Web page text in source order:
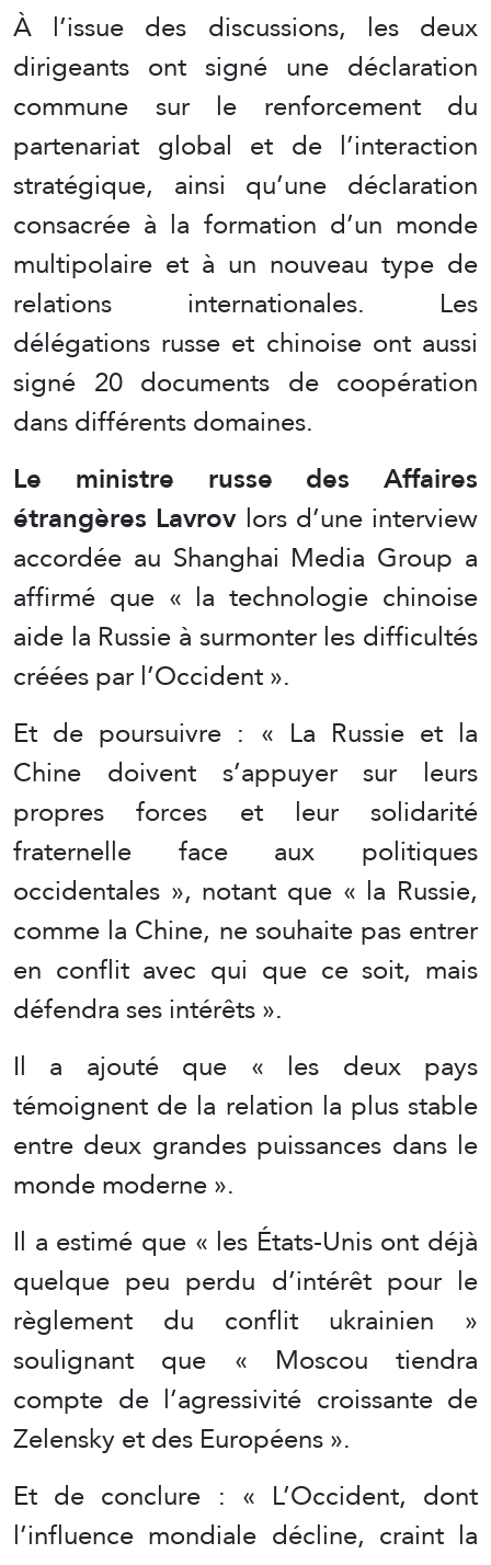
À l’issue des discussions, les deux
dirigeants ont signé une déclaration
commune sur le renforcement du
partenariat global et de l’interaction
stratégique, ainsi qu’une déclaration
consacrée à la formation d’un monde
multipolaire et à un nouveau type de
relations internationales. Les
délégations russe et chinoise ont aussi
signé 20 documents de coopération
dans différents domaines.
Le ministre russe des Affaires
étrangères Lavrovlors d’une interview
accordée au Shanghai Media Group a
affirmé que « la technologie chinoise
aide la Russie à surmonter les difficultés
créées par l’Occident ».
Et de poursuivre : « La Russie et la
Chine doivent s’appuyer sur leurs
propres forces et leur solidarité
fraternelle face aux politiques
occidentales », notant que « la Russie,
comme la Chine, ne souhaite pas entrer
en conflit avec qui que ce soit, mais
défendra ses intérêts ».
Il a ajouté que « les deux pays
témoignent de la relation la plus stable
entre deux grandes puissances dans le
monde moderne ».
Il a estimé que « les États-Unis ont déjà
quelque peu perdu d’intérêt pour le
règlement du conflit ukrainien »
soulignant que « Moscou tiendra
compte de l’agressivité croissante de
Zelensky et des Européens ».
Et de conclure : « L’Occident, dont
l’influence mondiale décline, craint la